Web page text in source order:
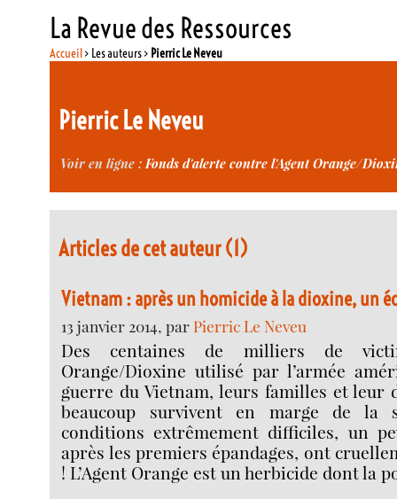
La Revue des Ressources
Accueil> Les auteurs > Pierric Le Neveu
Pierric Le Neveu
Voir en ligne : Fonds d'alerte contre l'Agent Orange/
Articles de cet auteur (1)
Vietnam : après un homicide à la dioxine, un
13 janvier 2014, par Pierric Le Neveu
Des centaines de milliers de
Orange/Dioxine utilisé par l’armée
guerre du Vietnam, leurs familles et leur
beaucoup survivent en marge de la
conditions extrêmement difficiles, un
après les premiers épandages, ont
! L’Agent Orange est un herbicide dont la